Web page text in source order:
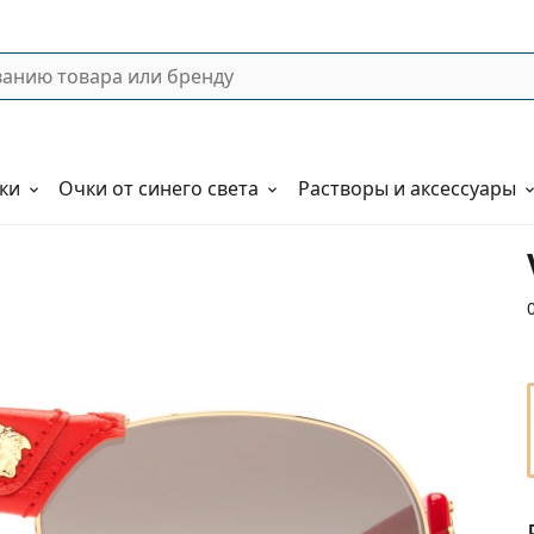
Очки от синего света Растворы и аксессуары